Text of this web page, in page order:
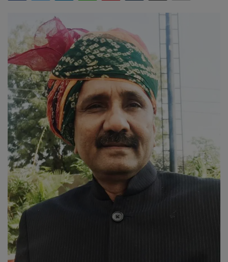
Contact
Dipotsav Special
આંતરરાષ્ટ્રીય
રાષ્ટ્રીય
ગુજરાત
જુનાગઢ
Support US
બજારના સમાચાર
નાણાંકીય સમાચાર